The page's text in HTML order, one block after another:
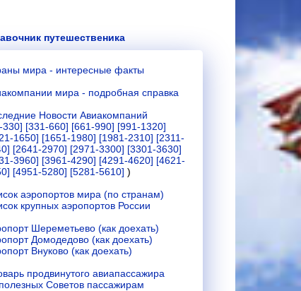
путешественика
мира - интересные факты
мира - подробная справка
Новости Авиакомпаний
330] [331-660] [661-990] [991-1320]
1650] [1651-1980] [1981-2310] [2311-
[2641-2970] [2971-3300] [3301-3630]
3960] [3961-4290] [4291-4620] [4621-
[4951-5280] [5281-5610] )
аэропортов мира (по странам)
крупных аэропортов России
Шереметьево (как доехать)
Домодедово (как доехать)
Внуково (как доехать)
продвинутого авиапассажира
Советов пассажирам